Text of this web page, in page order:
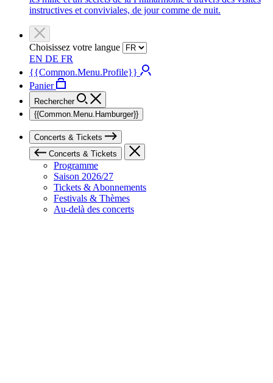
instructives et conviviales, de jour comme de nuit.
Choisissez votre langue
EN DE FR
{{Common.Menu.Profile}}
Panier
Rechercher
{{Common.Menu.Hamburger}}
Concerts & Tickets
Concerts & Tickets
Programme
Saison 2026/27
Tickets & Abonnements
Festivals & Thèmes
Au-delà des concerts